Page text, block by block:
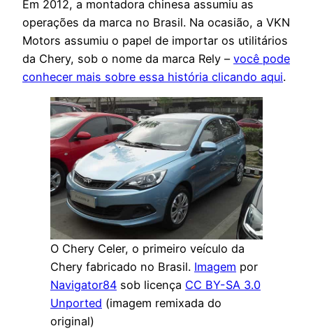
Em 2012, a montadora chinesa assumiu as
operações da marca no Brasil. Na ocasião, a VKN
Motors assumiu o papel de importar os utilitários
da Chery, sob o nome da marca Rely – você pode
conhecer mais sobre essa história clicando aqui.
O Chery Celer, o primeiro veículo da
Chery fabricado no Brasil. Imagem por
Navigator84 sob licença CC BY-SA 3.0
Unported (imagem remixada do
original)